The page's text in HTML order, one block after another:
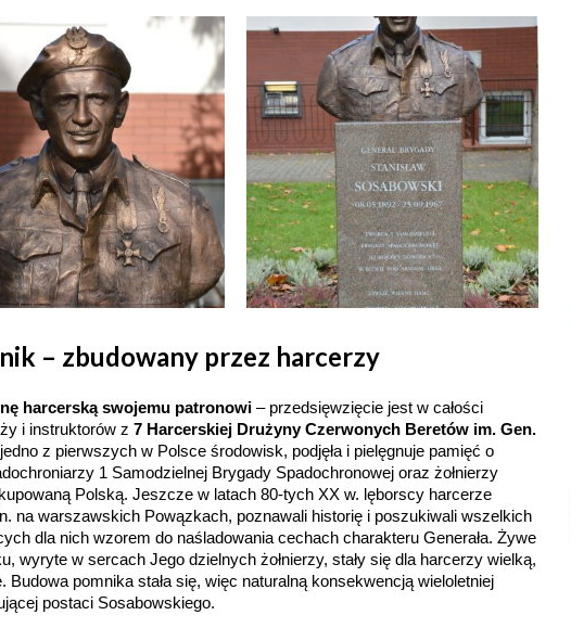
– zbudowany przez harcerzy
harcerską swojemu patronowi – przedsięwzięcie jest w całości
i instruktorów z 7 Harcerskiej Drużyny Czerwonych Beretów im. Gen.
z pierwszych w Polsce środowisk, podjęła i pielęgnuje pamięć o
1 Samodzielnej Brygady Spadochronowej oraz żołnierzy
Polską. Jeszcze w latach 80-tych XX w. lęborscy harcerze
na warszawskich Powązkach, poznawali historię i poszukiwali wszelkich
dla nich wzorem do naśladowania cechach charakteru Generała. Żywe
wyryte w sercach Jego dzielnych żołnierzy, stały się dla harcerzy wielką,
pomnika stała się, więc naturalną konsekwencją wieloletniej
postaci Sosabowskiego.